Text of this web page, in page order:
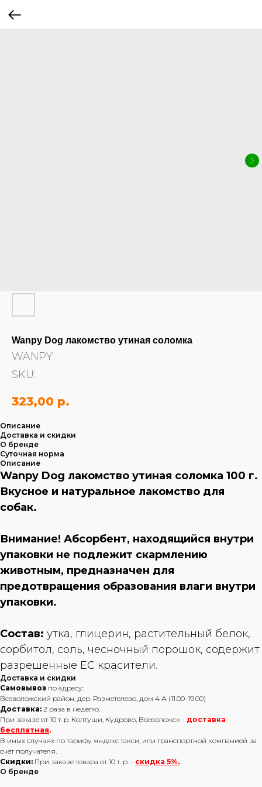
Wanpy Dog лакомство утиная соломка
WANPY
SKU:
323,00 р.
Описание
Доставка и скидки
О бренде
Суточная норма
Описание
Wanpy Dog лакомство утиная соломка 100 г.
Вкусное и натуральное лакомство для
собак.
Внимание! Абсорбент, находящийся внутри
упаковки не подлежит скармлению
животным, предназначен для
предотвращения образования влаги внутри
упаковки.
Состав: утка, глицерин, растительный белок,
сорбитол, соль, чесночный порошок, содержит
разрешенные ЕС красители.
Доставка и скидки
Самовывоз по адресу:
Всеволожский район, дер. Разметелево, дом 4 А (11.00-19.00)
Доставка: 2 раза в неделю.
При заказе от 10 т. р. Колтуши, Кудрово, Всеволожск - доставка
бесплатная.
В иных случаях по тарифу яндекс такси, или транспортной компанией за
счёт получателя.
Скидки: При заказе товара от 10 т. р. - скидка 5%.
О бренде